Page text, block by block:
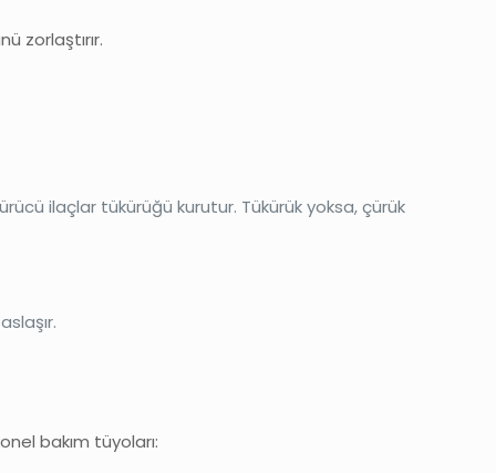
zorlaştırır.
ilaçlar tükürüğü kurutur. Tükürük yoksa, çürük
bakım tüyoları: